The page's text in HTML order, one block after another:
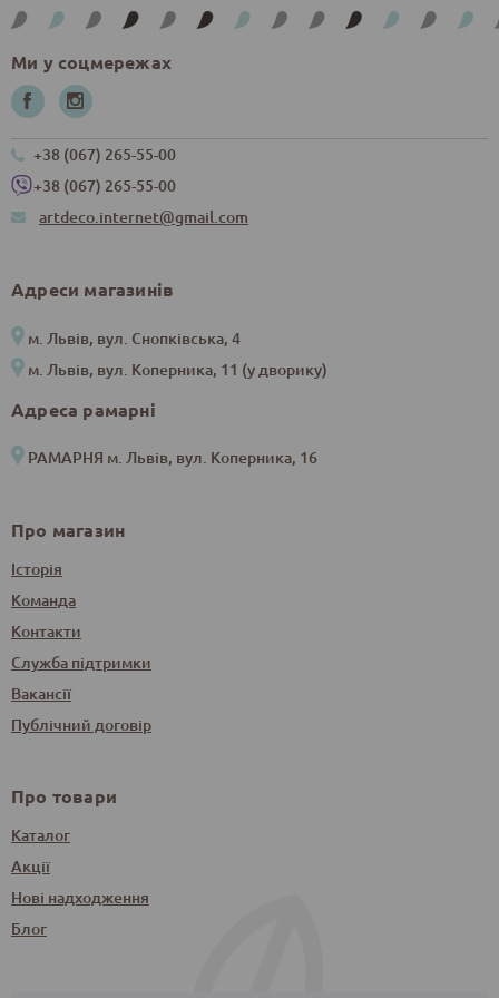
Ми у соцмережах
+38 (067) 265-55-00
+38 (067) 265-55-00
artdeco.internet@gmail.com
Адреси магазинів
м. Львів, вул. Снопківська, 4
м. Львів, вул. Коперника, 11 (у дворику)
Адреса рамарні
РАМАРНЯ м. Львів, вул. Коперника, 16
Про магазин
Історія
Команда
Контакти
Служба підтримки
Вакансії
Публічний договір
Про товари
Каталог
Акції
Нові надходження
Блог